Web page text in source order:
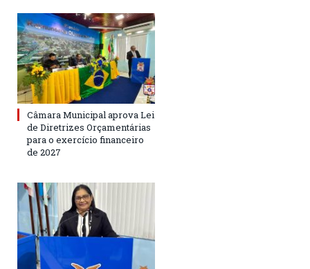
Câmara Municipal aprova Lei
de Diretrizes Orçamentárias
para o exercício financeiro
de 2027